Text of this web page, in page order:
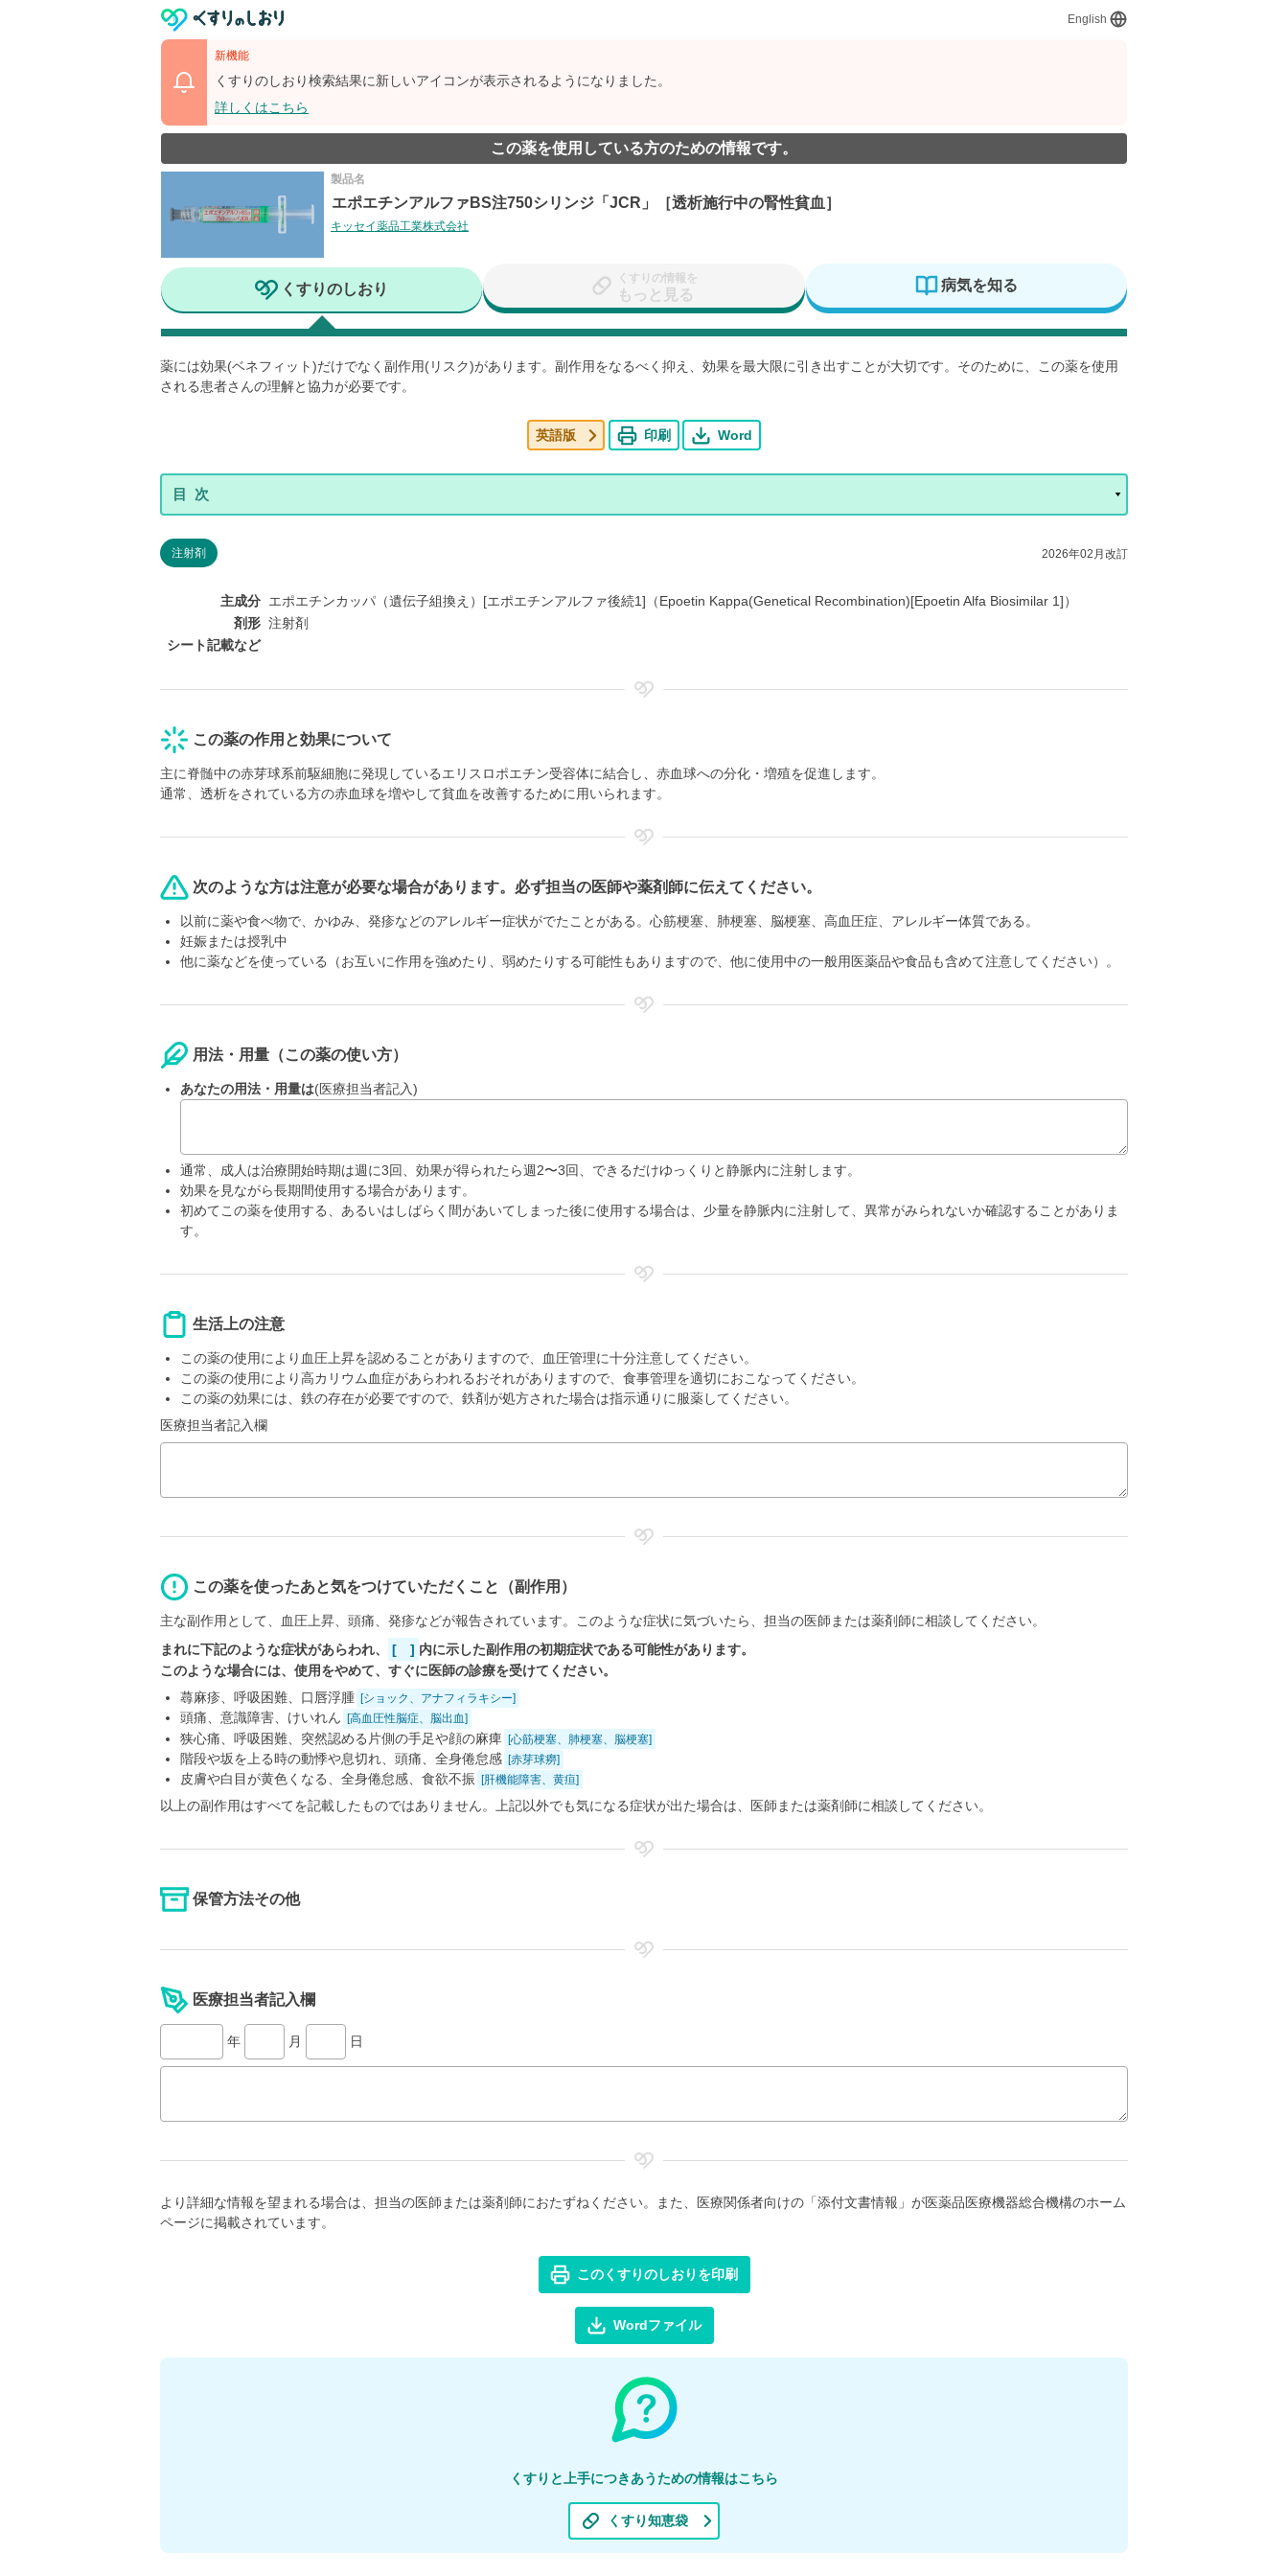
English
新機能
くすりのしおり検索結果に新しいアイコンが表示されるようになりました。
詳しくはこちら
この薬を使用している方のための情報です。
製品名
エポエチンアルファBS注750シリンジ「JCR」［透析施行中の腎性貧血］
キッセイ薬品工業株式会社
くすりのしおり
くすりの情報を
もっと見る
病気を知る
薬には効果(ベネフィット)だけでなく副作用(リスク)があります。副作用をなるべく抑え、効果を最大限に引き出すことが大切です。そのために、この薬を使用
される患者さんの理解と協力が必要です。
英語版 印刷 Word
注射剤 2026年02月改訂
主成分 エポエチンカッパ（遺伝子組換え）[エポエチンアルファ後続1]（Epoetin Kappa(Genetical Recombination)[Epoetin Alfa Biosimilar 1]）
剤形 注射剤
シート記載など
この薬の作用と効果について
主に脊髄中の赤芽球系前駆細胞に発現しているエリスロポエチン受容体に結合し、赤血球への分化・増殖を促進します。
通常、透析をされている方の赤血球を増やして貧血を改善するために用いられます。
次のような方は注意が必要な場合があります。必ず担当の医師や薬剤師に伝えてください。
以前に薬や食べ物で、かゆみ、発疹などのアレルギー症状がでたことがある。心筋梗塞、肺梗塞、脳梗塞、高血圧症、アレルギー体質である。
妊娠または授乳中
他に薬などを使っている（お互いに作用を強めたり、弱めたりする可能性もありますので、他に使用中の一般用医薬品や食品も含めて注意してください）。
用法・用量（この薬の使い方）
あなたの用法・用量は(医療担当者記入)
通常、成人は治療開始時期は週に3回、効果が得られたら週2〜3回、できるだけゆっくりと静脈内に注射します。
効果を見ながら長期間使用する場合があります。
初めてこの薬を使用する、あるいはしばらく間があいてしまった後に使用する場合は、少量を静脈内に注射して、異常がみられないか確認することがありま
す。
生活上の注意
この薬の使用により血圧上昇を認めることがありますので、血圧管理に十分注意してください。
この薬の使用により高カリウム血症があらわれるおそれがありますので、食事管理を適切におこなってください。
この薬の効果には、鉄の存在が必要ですので、鉄剤が処方された場合は指示通りに服薬してください。
医療担当者記入欄
この薬を使ったあと気をつけていただくこと（副作用）
主な副作用として、血圧上昇、頭痛、発疹などが報告されています。このような症状に気づいたら、担当の医師または薬剤師に相談してください。
まれに下記のような症状があらわれ、
[ ] 内に示した副作用の初期症状である可能性があります。
このような場合には、使用をやめて、すぐに医師の診療を受けてください。
蕁麻疹、呼吸困難、口唇浮腫 [ショック、アナフィラキシー]
頭痛、意識障害、けいれん [高血圧性脳症、脳出血]
狭心痛、呼吸困難、突然認める片側の手足や顔の麻痺 [心筋梗塞、肺梗塞、脳梗塞]
階段や坂を上る時の動悸や息切れ、頭痛、全身倦怠感 [赤芽球癆]
皮膚や白目が黄色くなる、全身倦怠感、食欲不振 [肝機能障害、黄疸]
以上の副作用はすべてを記載したものではありません。上記以外でも気になる症状が出た場合は、医師または薬剤師に相談してください。
保管方法その他
医療担当者記入欄
年 月 日
より詳細な情報を望まれる場合は、担当の医師または薬剤師におたずねください。また、医療関係者向けの「添付文書情報」が医薬品医療機器総合機構のホーム
ページに掲載されています。
このくすりのしおりを印刷
Wordファイル
くすりと上手につきあうための情報はこちら
くすり知恵袋